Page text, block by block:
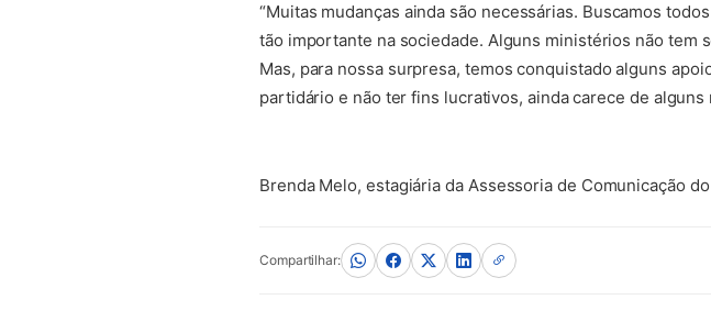
“Muitas mudanças ainda são necessárias. Buscamos
tão importante na sociedade. Alguns ministérios não tem
Mas, para nossa surpresa, temos conquistado alguns
partidário e não ter fins lucrativos, ainda carece de alguns
Brenda Melo, estagiária da Assessoria de Comunicação
Compartilhar: